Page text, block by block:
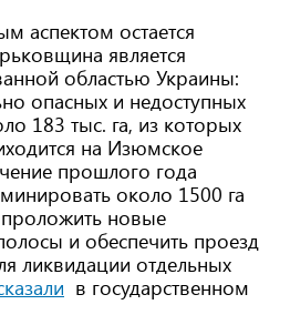
аспектом остается
является
областью Украины:
опасных и недоступных
183 тыс. га, из которых
на Изюмское
прошлого года
около 1500 га
новые
и обеспечить проезд
ликвидации отдельных
в государственном